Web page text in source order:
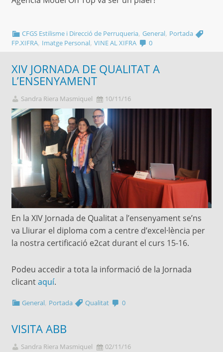
CFGS Estilisme i Direcció de Perruqueria,General, Portada
FP.XIFRA, Imatge Personal, VINE AL XIFRA 0
XIV JORNADA DE QUALITAT A
L’ENSENYAMENT
Sandra Riera Masmiquel 10/11/16
En la XIV Jornada de Qualitat a l’ensenyament se’ns
va Lliurar el diploma com a centre d’excel·lència per
la nostra certificació e2cat durant el curs 15-16.
Podeu accedir a tota la informació de la Jornada
clicantaquí.
General Portada Qualitat 0
VISITA ABB
Sandra Riera Masmiquel 02/11/16